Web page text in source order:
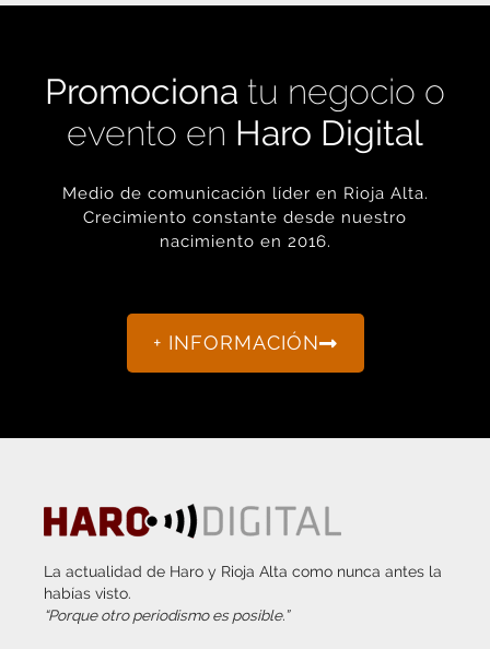
Promociona tu negocio o
evento en Haro Digital
Medio de comunicación líder en Rioja Alta.
Crecimiento constante desde nuestro
nacimiento en 2016.
+ INFORMACIÓN
La actualidad de Haro y Rioja Alta como nunca antes la
habías visto.
“Porque otro periodismo es posible.”